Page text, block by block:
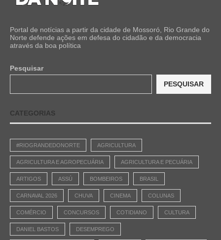
Portal de notícias a partir da cidade de Mossoró, Rio Grande do
Norte defende ações em defesa do cidadão e da democracia
através da boa política
Pesquisar
PESQUISAR
CATEGORIAS
#RIOGRANDEDONORTE AGRICULTURA
AGRICULTURA E AGROPECUÁRIA AGRICULTURA E PECUÁRIA
ARTIGOS ASSÚ BOMBEIROS BRASIL
CARNAVAL 2026 CHUVA CINEMA COLUNAS
COMÉRCIO CONCURSOS COTIDIANO CULTURA
DANIEL BASTOS DESEMPREGO